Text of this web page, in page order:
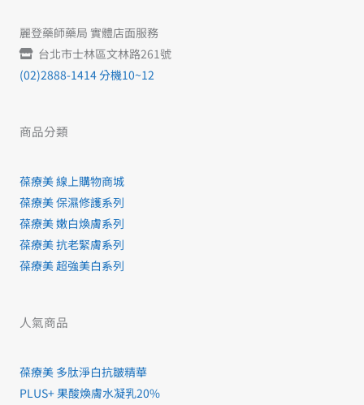
麗登藥師藥局 實體店面服務
台北市士林區文林路261號
(02)2888-1414 分機10~12
商品分類
葆療美 線上購物商城
葆療美 保濕修護系列
葆療美 嫩白煥膚系列
葆療美 抗老緊膚系列
葆療美 超強美白系列
人氣商品
葆療美 多肽淨白抗皺精華
PLUS+ 果酸煥膚水凝乳20%